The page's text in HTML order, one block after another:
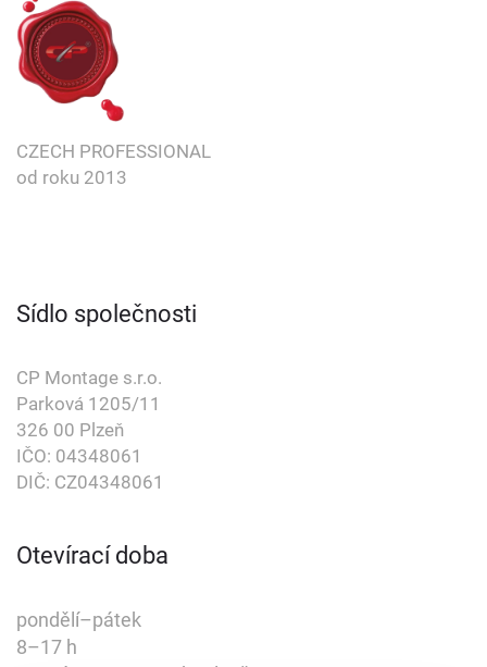
CZECH PROFESSIONAL
od roku 2013
Sídlo společnosti
CP Montage s.r.o.
Parková 1205/11
326 00 Plzeň
IČO: 04348061
DIČ: CZ04348061
Otevírací doba
pondělí–pátek
8–17 h